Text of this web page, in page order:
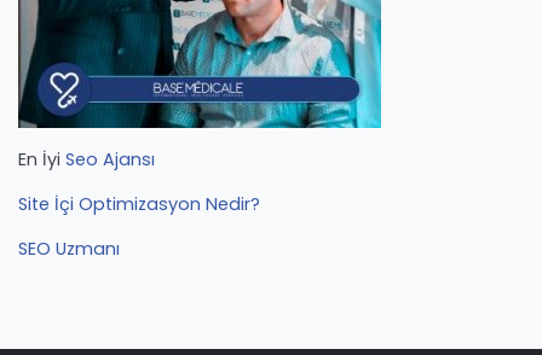
En İyi Seo Ajansı
Site İçi Optimizasyon Nedir?
SEO Uzmanı